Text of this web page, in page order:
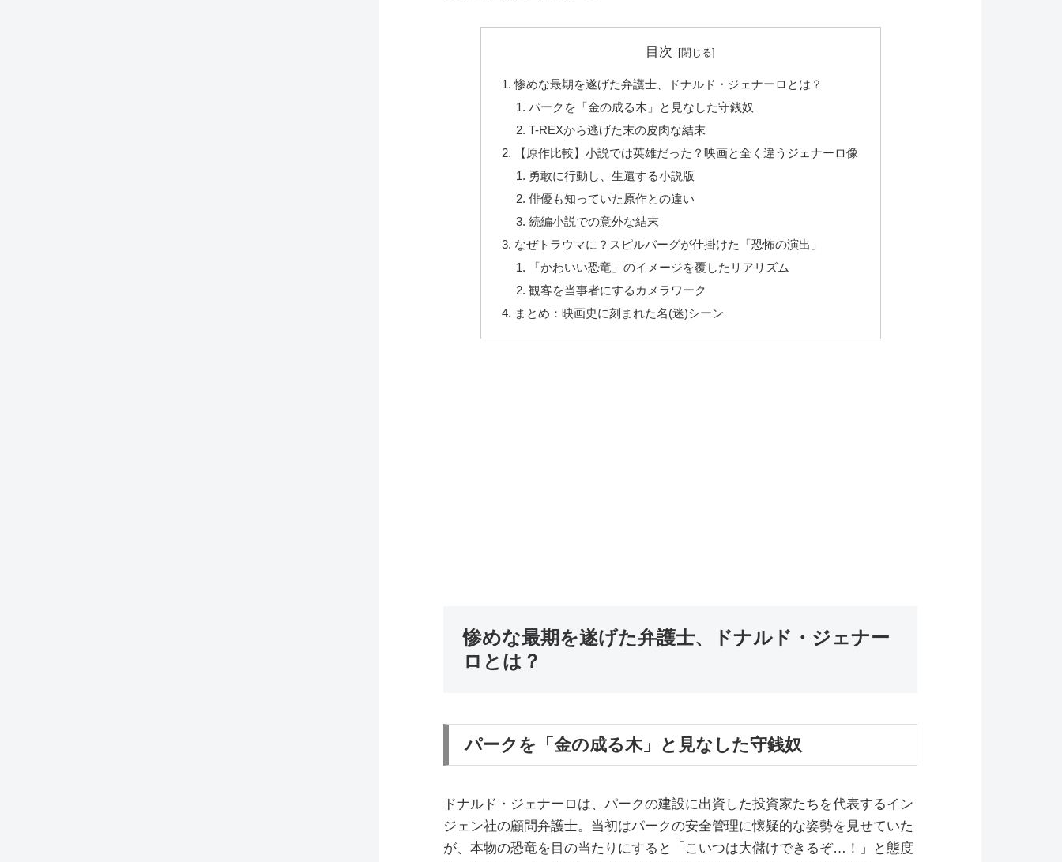
目次
惨めな最期を遂げた弁護士、ドナルド・ジェナーロとは？
パークを「金の成る木」と見なした守銭奴
T-REXから逃げた末の皮肉な結末
【原作比較】小説では英雄だった？映画と全く違うジェナーロ像
勇敢に行動し、生還する小説版
俳優も知っていた原作との違い
続編小説での意外な結末
なぜトラウマに？スピルバーグが仕掛けた「恐怖の演出」
「かわいい恐竜」のイメージを覆したリアリズム
観客を当事者にするカメラワーク
まとめ：映画史に刻まれた名(迷)シーン
惨めな最期を遂げた弁護士、ドナルド・ジェナー
ロとは？
パークを「金の成る木」と見なした守銭奴
ドナルド・ジェナーロは、パークの建設に出資した投資家たちを代表するイン
ジェン社の顧問弁護士。当初はパークの安全管理に懐疑的な姿勢を見せていた
が、本物の恐竜を目の当たりにすると「こいつは大儲けできるぞ…！」と態度